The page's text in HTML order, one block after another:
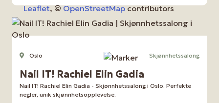
Leaflet, ©OpenStreetMapcontributors
Oslo Skjønnhetssalong
Nail IT! Rachiel Elin Gadia
Nail IT! Rachiel Elin Gadia - Skjønnhetssalong i Oslo. Perfekte
negler, unik skjønnhetsopplevelse.